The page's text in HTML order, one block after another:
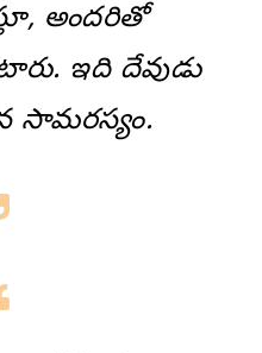
అందరితో
ఇది దేవుడు
సామరస్యం.